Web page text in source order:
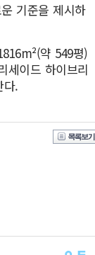
기준을 제시하
약 549평)
이드 하이브리
.